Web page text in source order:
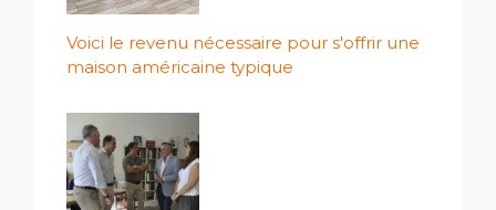
Voici le revenu nécessaire pour s'offrir une
maison américaine typique